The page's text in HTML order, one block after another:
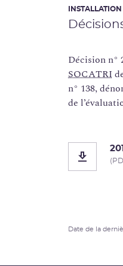
Décision n°
SOCATRI
n° 138,
de
Date de la